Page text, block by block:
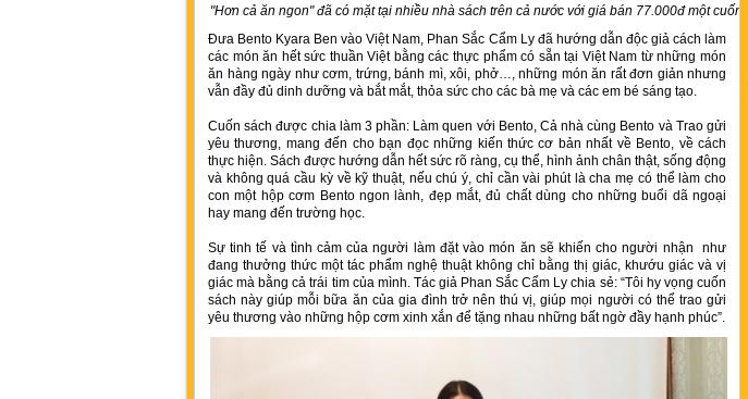
"Hơn cả ăn ngon" đã có mặt tại nhiều nhà sách trên cả nước với giá bán 77.000đ một cuốn
Đưa Bento Kyara Ben vào Việt Nam, Phan Sắc Cẩm Ly đã hướng dẫn độc giả cách làm
các món ăn hết sức thuần Việt bằng các thực phẩm có sẵn tại Việt Nam từ những món
ăn hàng ngày như cơm, trứng, bánh mì, xôi, phở…, những món ăn rất đơn giản nhưng
vẫn đầy đủ dinh dưỡng và bắt mắt, thỏa sức cho các bà mẹ và các em bé sáng tạo.
Cuốn sách được chia làm 3 phần: Làm quen với Bento, Cả nhà cùng Bento và Trao gửi
yêu thương, mang đến cho bạn đọc những kiến thức cơ bản nhất về Bento, về cách
thực hiện. Sách được hướng dẫn hết sức rõ ràng, cụ thể, hình ảnh chân thật, sống động
và không quá cầu kỳ về kỹ thuật, nếu chú ý, chỉ cần vài phút là cha mẹ có thể làm cho
con một hộp cơm Bento ngon lành, đẹp mắt, đủ chất dùng cho những buổi dã ngoại
hay mang đến trường học.
Sự tinh tế và tình cảm của người làm đặt vào món ăn sẽ khiến cho người nhận như
đang thưởng thức một tác phẩm nghệ thuật không chỉ bằng thị giác, khướu giác và vị
giác mà bằng cả trái tim của mình. Tác giả Phan Sắc Cẩm Ly chia sẻ: “Tôi hy vọng cuốn
sách này giúp mỗi bữa ăn của gia đình trở nên thú vị, giúp mọi người có thể trao gửi
yêu thương vào những hộp cơm xinh xắn để tặng nhau những bất ngờ đầy hạnh phúc”.